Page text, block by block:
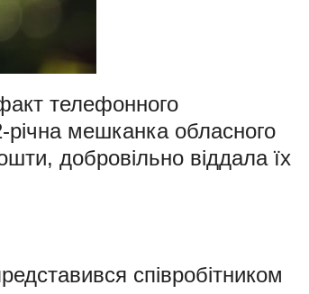
телефонного
мешканка обласного
добровільно віддала їх
співробітником